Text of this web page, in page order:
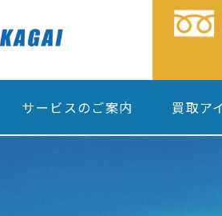
サービスのご案内 買取ア